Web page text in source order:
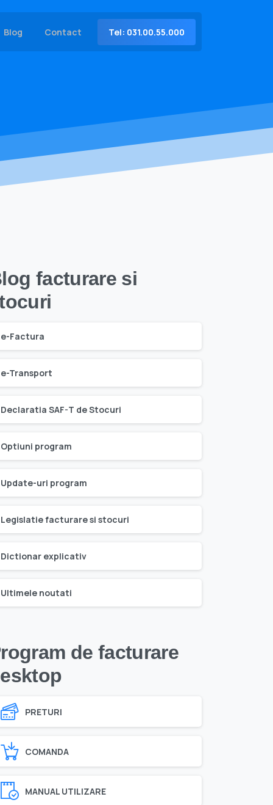
Blog Contact Tel: 031.00.55.000
facturare si
e-Factura
e-Transport
Declaratia SAF-T de Stocuri
Optiuni program
Update-uri program
Legislatie facturare si stocuri
Dictionar explicativ
Ultimele noutati
de facturare
PRETURI
COMANDA
MANUAL UTILIZARE